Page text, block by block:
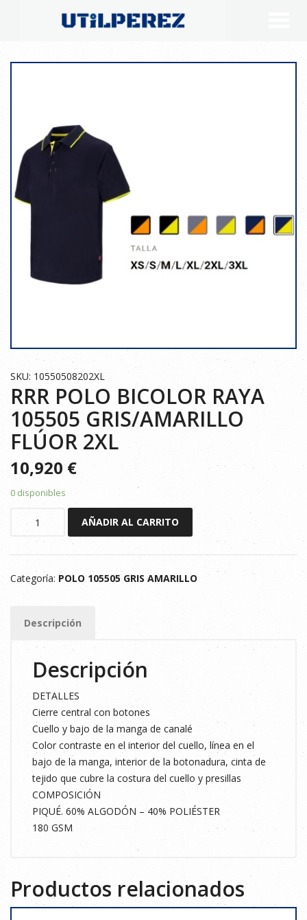
SKU: 10550508202XL
RRR POLO BICOLOR RAYA
105505 GRIS/AMARILLO
FLÚOR 2XL
10,920€
0 disponibles
105505
2XL
cantidad
AÑADIR AL CARRITO
Categoría: POLO 105505 GRIS AMARILLO
Descripción
Descripción
DETALLES
Cierre central con botones
Cuello y bajo de la manga de canalé
Color contraste en el interior del cuello, línea en el
bajo de la manga, interior de la botonadura, cinta de
tejido que cubre la costura del cuello y presillas
COMPOSICIÓN
PIQUÉ. 60% ALGODÓN – 40% POLIÉSTER
180 GSM
Productos relacionados